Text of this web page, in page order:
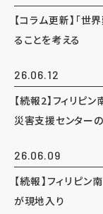
【コラム更新】「
ることを考える
26.06.12
【続報2】フィリピ
災害支援センター
26.06.09
【続報】フィリピ
が現地入り